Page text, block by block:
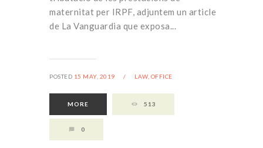
maternitat per IRPF, adjuntem un article
de La Vanguardia que exposa...
POSTED 15 MAY, 2019 / LAW, OFFICE
MORE 513
0